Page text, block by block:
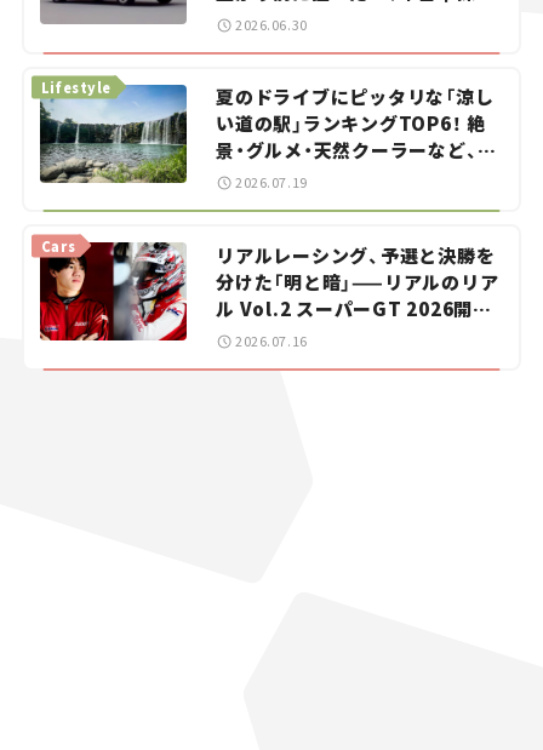
をお手伝い――ちょっとイケてるマ
2026.06.30
夏のドライブにピッタリな「涼し
い道の駅」ランキングTOP6！ 絶
景・グルメ・天然クーラーなど、避
暑におすすめのスポットを紹介
Lifestyle
2026.07.19
リアルレーシング、予選と決勝を
分けた「明と暗」——リアルのリア
ル Vol.2 スーパーGT 2026開幕
戦 岡山国際サーキット
Cars
2026.07.16